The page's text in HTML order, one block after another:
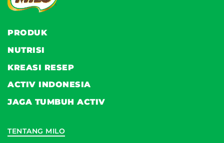
PRODUK
NUTRISI
KREASI RESEP
ACTIV INDONESIA
JAGA TUMBUH ACTIV
TENTANG MILO